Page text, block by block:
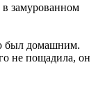
в замурованном
был домашним.
не пощадила, он